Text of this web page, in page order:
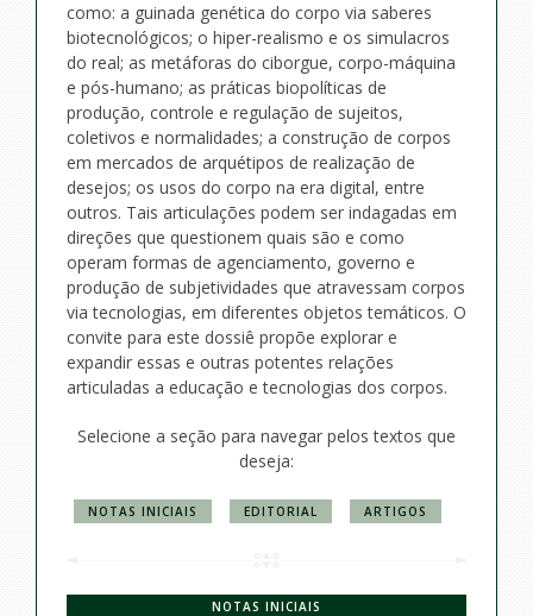
como: a guinada genética do corpo via saberes
biotecnológicos; o hiper-realismo e os simulacros
do real; as metáforas do ciborgue, corpo-máquina
e pós-humano; as práticas biopolíticas de
produção, controle e regulação de sujeitos,
coletivos e normalidades; a construção de corpos
em mercados de arquétipos de realização de
desejos; os usos do corpo na era digital, entre
outros. Tais articulações podem ser indagadas em
direções que questionem quais são e como
operam formas de agenciamento, governo e
produção de subjetividades que atravessam corpos
via tecnologias, em diferentes objetos temáticos. O
convite para este dossiê propõe explorar e
expandir essas e outras potentes relações
articuladas a educação e tecnologias dos corpos.
Selecione a seção para navegar pelos textos que
deseja:
NOTAS INICIAIS EDITORIAL ARTIGOS
NOTAS INICIAIS